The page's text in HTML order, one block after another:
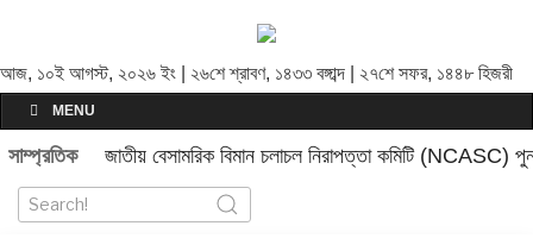
আজ, ১০ই আগস্ট, ২০২৬ ইং | ২৬শে শ্রাবণ, ১৪৩৩ বঙ্গাব্দ | ২৭শে সফর, ১৪৪৮ হিজরী
MENU
সাম্প্রতিক জাতীয় বেসামরিক বিমান চলাচল নিরাপত্তা কমিটি (NCASC)